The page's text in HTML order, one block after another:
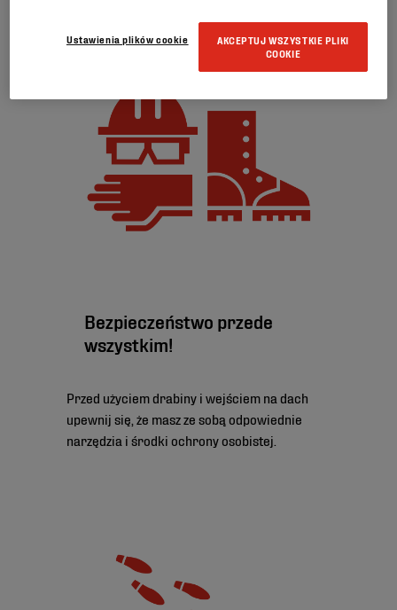
Bezpieczeństwo przede
wszystkim!
Przed użyciem drabiny i wejściem na dach
upewnij się, że masz ze sobą odpowiednie
narzędzia i środki ochrony osobistej.
AKCEPTUJ WSZYSTKIE PLIKI
COOKIE
Ustawienia plików cookie